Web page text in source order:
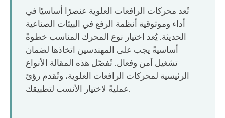
تُعد محركات الرافعات العلوية عنصرًا أساسيًا في
أداء وموثوقية أنظمة الرفع في البيئات الصناعية
الحديثة. يُعد اختيار نوع المحرك المناسب خطوةً
أساسيةً يجب على المهندسين اتخاذها لضمان
تشغيل آمن وفعال. تُفصّل هذه المقالة الأنواع
الرئيسية لمحركات الرافعات العلوية، وتُقدم رؤىً
عمليةً لاختيار الأنسب لتطبيقك.
O‘zbekcha